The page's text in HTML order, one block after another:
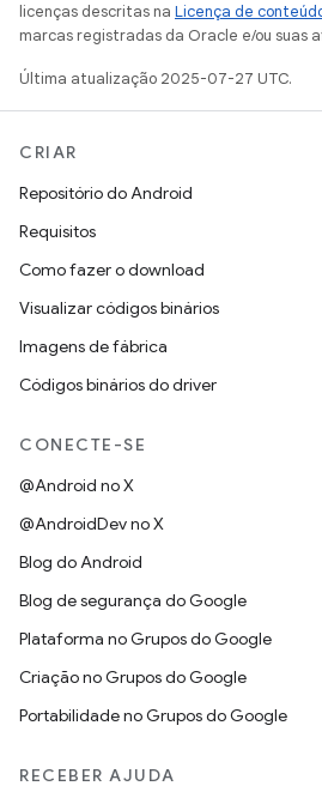
licenças descritas na Licença de
marcas registradas da Oracle e/ou suas
Última atualização 2025-07-27 UTC.
CRIAR
Repositório do Android
Requisitos
Como fazer o download
Visualizar códigos binários
Imagens de fábrica
Códigos binários do driver
CONECTE-SE
@Android no X
@AndroidDev no X
Blog do Android
Blog de segurança do Google
Plataforma no Grupos do Google
Criação no Grupos do Google
Portabilidade no Grupos do Google
RECEBER AJUDA